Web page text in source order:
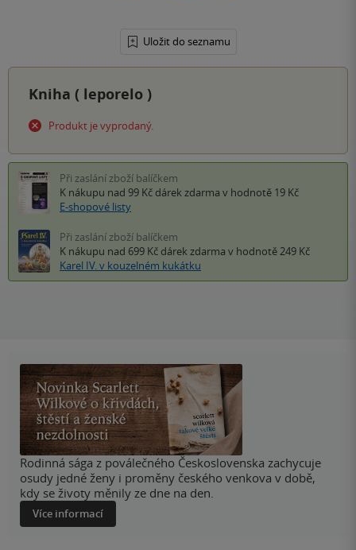
Uložit do seznamu
Kniha ( leporelo )
Produkt je vyprodaný.
Při zaslání zboží balíčkem
K nákupu nad 99 Kč dárek zdarma v hodnotě 19 Kč
E-shopové listy
Při zaslání zboží balíčkem
K nákupu nad 699 Kč dárek zdarma v hodnotě 249 Kč
Karel IV. v kouzelném kukátku
Rodinná sága z poválečného Československa zachycuje
osudy jedné ženy i proměny českého venkova v době,
kdy se životy měnily ze dne na den.
Více informací